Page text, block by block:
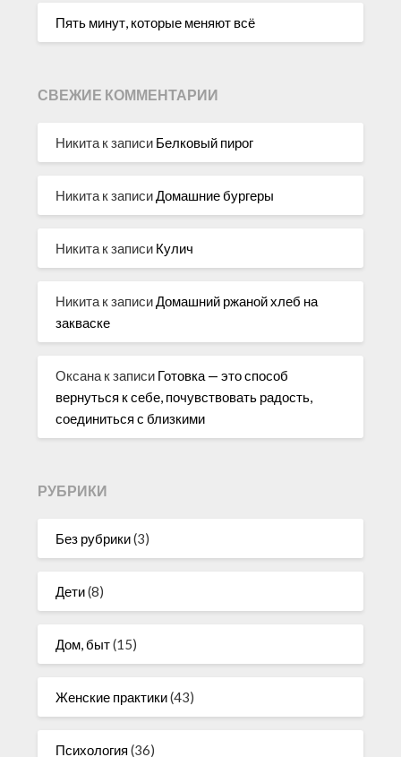
Пять минут, которые меняют всё
СВЕЖИЕ КОММЕНТАРИИ
Никита к записи Белковый пирог
Никита к записиДомашние бургеры
Никита к записи Кулич
Никита к записиДомашний ржаной хлеб на
закваске
Оксана к записи Готовка — это способ
вернуться к себе, почувствовать радость,
соединиться с близкими
РУБРИКИ
Без рубрики(3)
Дети(8)
Дом, быт(15)
Женские практики(43)
Психология (36)